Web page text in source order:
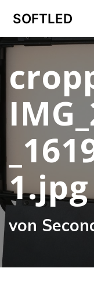
InhaltSOFTLED
1.jpg
von